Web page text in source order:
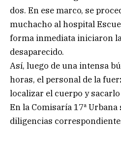
dos. En ese marco, se
muchacho al hospital
forma inmediata iniciaron
desaparecido.
Así, luego de una intensa
horas, el personal de la
localizar el cuerpo y sacarlo
En la Comisaría 17ª
diligencias